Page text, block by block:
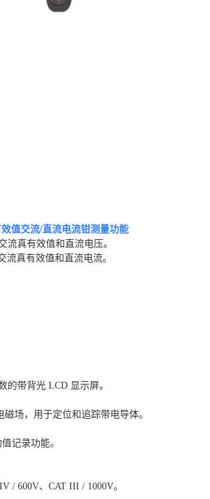
值交流/直流电流钳测量功能
流真有效值和直流电压。
流真有效值和直流电流。
的带背光 LCD 显示屏。
场，用于定位和追踪带电导体。
记录功能。
/ 600V、CAT III / 1000V。